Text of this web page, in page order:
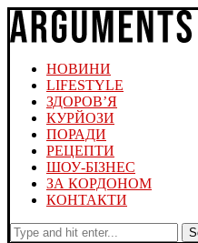
НОВИНИ
LIFESTYLE
ЗДОРОВ’Я
КУРЙОЗИ
ПОРАДИ
РЕЦЕПТИ
ШОУ-БІЗНЕС
ЗА КОРДОНОМ
КОНТАКТИ